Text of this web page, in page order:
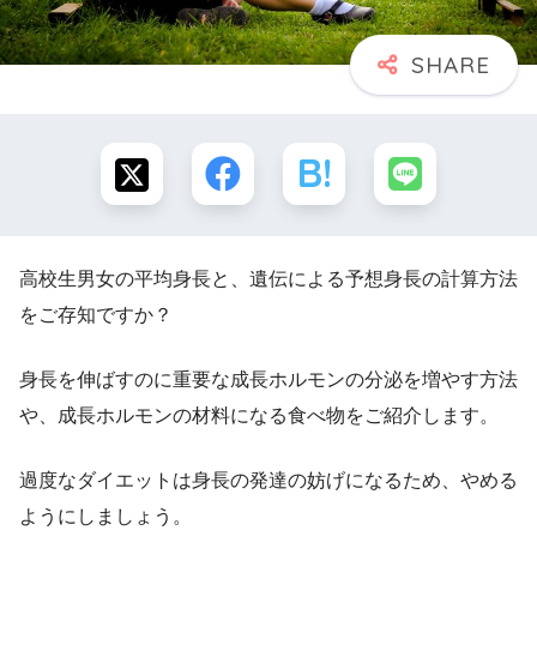
高校生男女の平均身長と、遺伝による予想身長の計算方法
をご存知ですか？
身長を伸ばすのに重要な成長ホルモンの分泌を増やす方法
や、成長ホルモンの材料になる食べ物をご紹介します。
過度なダイエットは身長の発達の妨げになるため、やめる
ようにしましょう。